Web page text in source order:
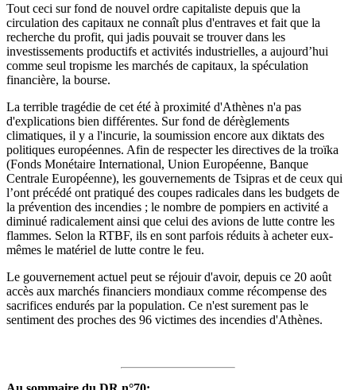
Tout ceci sur fond de nouvel ordre capitaliste depuis que la
circulation des capitaux ne connaît plus d'entraves et fait que la
recherche du profit, qui jadis pouvait se trouver dans les
investissements productifs et activités industrielles, a aujourd’hui
comme seul tropisme les marchés de capitaux, la spéculation
financière, la bourse.
La terrible tragédie de cet été à proximité d'Athènes n'a pas
d'explications bien différentes. Sur fond de dérèglements
climatiques, il y a l'incurie, la soumission encore aux diktats des
politiques européennes. Afin de respecter les directives de la troïka
(Fonds Monétaire International, Union Européenne, Banque
Centrale Européenne), les gouvernements de Tsipras et de ceux qui
l’ont précédé ont pratiqué des coupes radicales dans les budgets de
la prévention des incendies ; le nombre de pompiers en activité a
diminué radicalement ainsi que celui des avions de lutte contre les
flammes. Selon la RTBF, ils en sont parfois réduits à acheter eux-
mêmes le matériel de lutte contre le feu.
Le gouvernement actuel peut se réjouir d'avoir, depuis ce 20 août
accès aux marchés financiers mondiaux comme récompense des
sacrifices endurés par la population. Ce n'est surement pas le
sentiment des proches des 96 victimes des incendies d'Athènes.